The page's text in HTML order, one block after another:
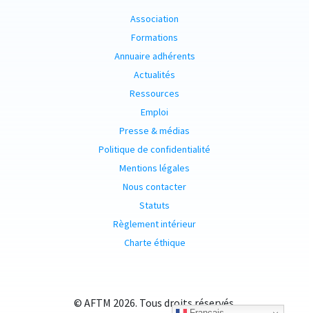
Association
Formations
Annuaire adhérents
Actualités
Ressources
Emploi
Presse & médias
Politique de confidentialité
Mentions légales
Nous contacter
Statuts
Règlement intérieur
Charte éthique
© AFTM 2026. Tous droits réservés.